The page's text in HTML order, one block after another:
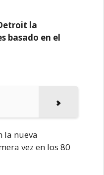
la
basado en el
la nueva
vez en los 80